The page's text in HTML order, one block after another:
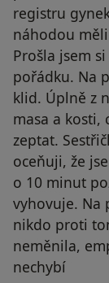
registru
náhodou
Prošla jsem
pořádku. Na
klid. Úplně z
masa a kosti,
zeptat.
oceňuji, že
o 10 minut
vyhovuje. Na
nikdo proti
neměnila,
nechybí